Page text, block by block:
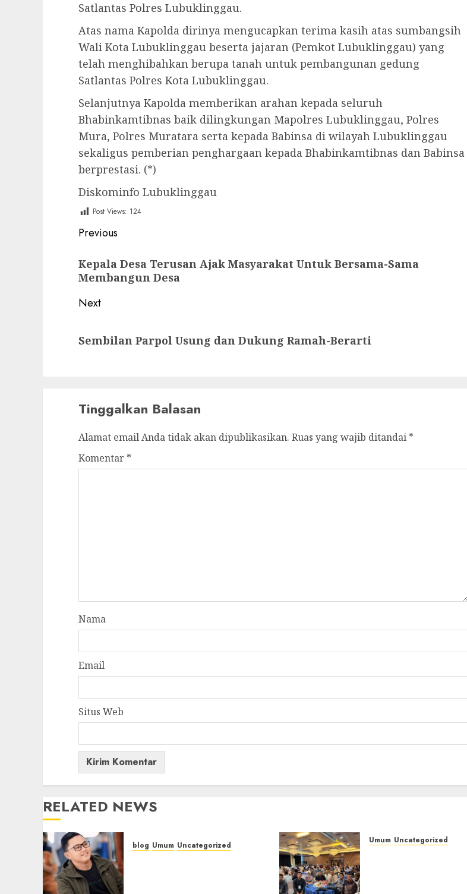
Satlantas Polres Lubuklinggau.
Atas nama Kapolda dirinya mengucapkan terima kasih atas sumbangsih
Wali Kota Lubuklinggau beserta jajaran (Pemkot Lubuklinggau) yang
telah menghibahkan berupa tanah untuk pembangunan gedung
Satlantas Polres Kota Lubuklinggau.
Selanjutnya Kapolda memberikan arahan kepada seluruh
Bhabinkamtibnas baik dilingkungan Mapolres Lubuklinggau, Polres
Mura, Polres Muratara serta kepada Babinsa di wilayah Lubuklinggau
sekaligus pemberian penghargaan kepada Bhabinkamtibnas dan Babinsa
berprestasi. (*)
Diskominfo Lubuklinggau
Post Views: 124
Post
navigation
Previous
post:
Kepala Desa Terusan Ajak Masyarakat Untuk Bersama-Sama
Membangun Desa
Next
post:
Sembilan Parpol Usung dan Dukung Ramah-Berarti
Tinggalkan Balasan
Alamat email Anda tidak akan dipublikasikan. Ruas yang wajib ditandai *
Komentar *
Nama
Email
Situs Web
RELATED NEWS
blog Umum Uncategorized Umum Uncategorized